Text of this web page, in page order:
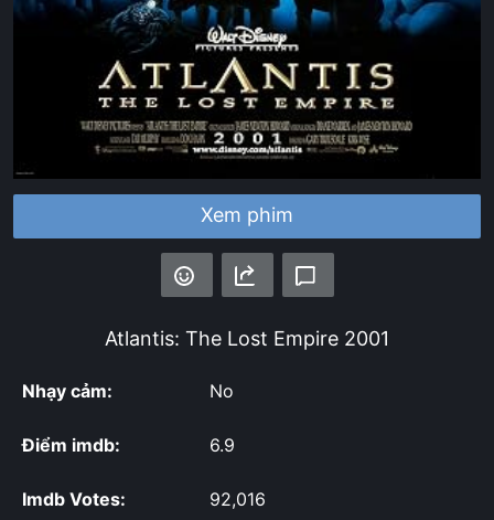
Xem phim
Atlantis: The Lost Empire 2001
Nhạy cảm: No
Điểm imdb: 6.9
Imdb Votes: 92,016